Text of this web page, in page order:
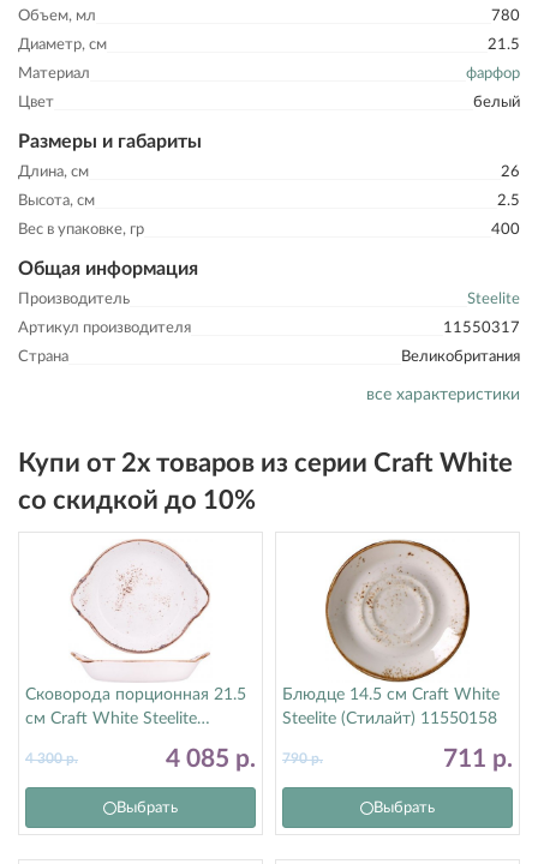
Объем, мл
780
Диаметр, см
21.5
Материал
фарфор
Цвет
белый
Размеры и габариты
Длина, см
26
Высота, см
2.5
Вес в упаковке, гр
400
Общая информация
Производитель
Steelite
Артикул производителя
11550317
Страна
Великобритания
все характеристики
Купи от 2х товаров из серии Craft White
со скидкой до 10%
Сковорода порционная 21.5
см Craft White Steelite
4 085 р.
4 300р.
Выбрать
Блюдце 14.5 см Craft White
Steelite (Стилайт) 11550158
711 р.
790р.
Выбрать